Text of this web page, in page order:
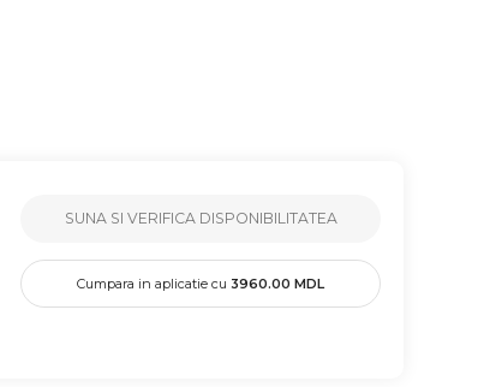
SUNA SI VERIFICA DISPONIBILITATEA
Cumpara in aplicatie cu 3960.00 MDL